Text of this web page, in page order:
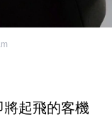
起飛的客機